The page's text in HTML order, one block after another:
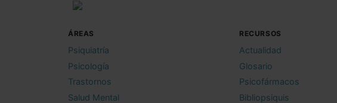
ÁREAS
Psiquiatría
Psicología
Trastornos
Salud Mental
RECURSOS
Actualidad
Glosario
Psicofármacos
Bibliopsiquis